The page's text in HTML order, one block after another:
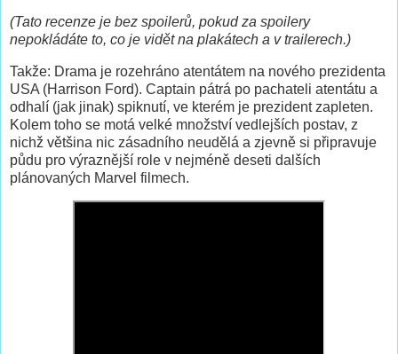
(Tato recenze je bez spoilerů, pokud za spoilery
nepokládáte to, co je vidět na plakátech a v trailerech.)
Takže: Drama je rozehráno atentátem na nového prezidenta
USA (Harrison Ford). Captain pátrá po pachateli atentátu a
odhalí (jak jinak) spiknutí, ve kterém je prezident zapleten.
Kolem toho se motá velké množství vedlejších postav, z
nichž většina nic zásadního neudělá a zjevně si připravuje
půdu pro výraznější role v nejméně deseti dalších
plánovaných Marvel filmech.